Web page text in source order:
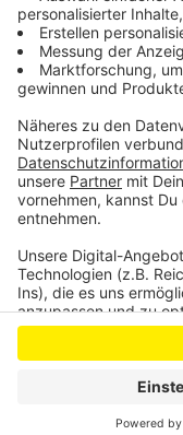
Anzeige
ist.
Anzeige
Anzeige